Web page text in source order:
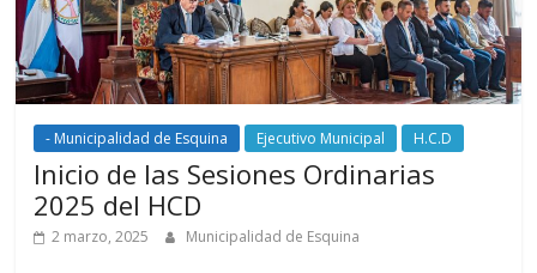
- Municipalidad de Esquina Ejecutivo Municipal H.C.D
Inicio de las Sesiones Ordinarias
2025 del HCD
2 marzo, 2025 Municipalidad de Esquina